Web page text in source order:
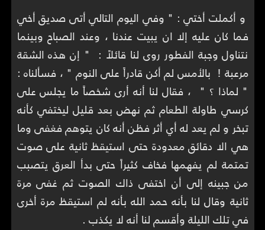
و أكملت أختي : " وفي اليوم التالي أتى صديق أخي
فما كان عليه إلا ان يبيت عندنا ، وعند الصباح وبينما
نتناول وجبة الفطور روى لنا قائلاً : " إن هذه الشقة
مرعبة ! بالأمس لم أكن قادراً على النوم " ، فسألناه :
" لماذا ؟ " ، فقال لنا أنه أرى شخصاً ما يجلس على
كرسي طاولة الطعام ثم نهض بعد قليل ليختفي كأنه
تبخر و لم يعد له أي أثر فظن أنه كان يتوهم فغفى وما
هي الا دقائق معدودة حتى استيقظ ثانية على صوت
تمتمة لم يفهمها فخاف كثيراً حتى بدأ العرق يتصبب
من جبينه إلى أن اختفى ذاك الصوت ثم غفى مرة
ثانية وقال لنا بأنه حمد الله بأنه لم استيقظ مرة أخرى
في تلك الليلة وأقسم لنا أنه لا يكذب .